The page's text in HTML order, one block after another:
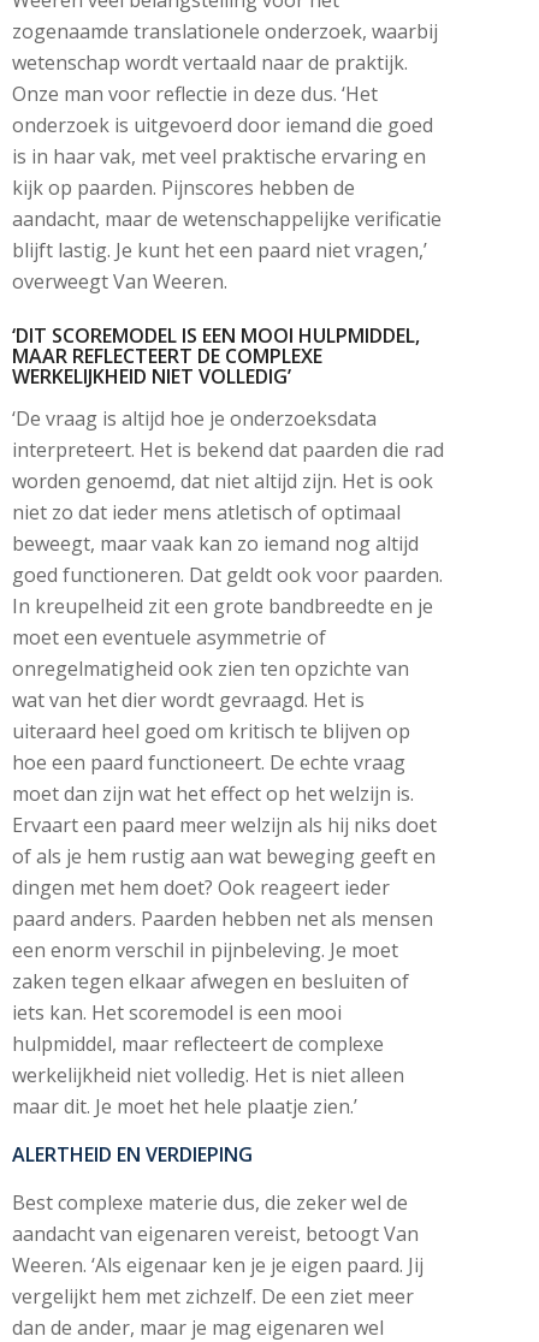
zogenaamde translationele onderzoek, waarbij
wetenschap wordt vertaald naar de praktijk.
Onze man voor reflectie in deze dus. ‘Het
onderzoek is uitgevoerd door iemand die goed
is in haar vak, met veel praktische ervaring en
kijk op paarden. Pijnscores hebben de
aandacht, maar de wetenschappelijke verificatie
blijft lastig. Je kunt het een paard niet vragen,’
overweegt Van Weeren.
‘DIT SCOREMODEL IS EEN MOOI HULPMIDDEL,
MAAR REFLECTEERT DE COMPLEXE
WERKELIJKHEID NIET VOLLEDIG’
‘De vraag is altijd hoe je onderzoeksdata
interpreteert. Het is bekend dat paarden die rad
worden genoemd, dat niet altijd zijn. Het is ook
niet zo dat ieder mens atletisch of optimaal
beweegt, maar vaak kan zo iemand nog altijd
goed functioneren. Dat geldt ook voor paarden.
In kreupelheid zit een grote bandbreedte en je
moet een eventuele asymmetrie of
onregelmatigheid ook zien ten opzichte van
wat van het dier wordt gevraagd. Het is
uiteraard heel goed om kritisch te blijven op
hoe een paard functioneert. De echte vraag
moet dan zijn wat het effect op het welzijn is.
Ervaart een paard meer welzijn als hij niks doet
of als je hem rustig aan wat beweging geeft en
dingen met hem doet? Ook reageert ieder
paard anders. Paarden hebben net als mensen
een enorm verschil in pijnbeleving. Je moet
zaken tegen elkaar afwegen en besluiten of
iets kan. Het scoremodel is een mooi
hulpmiddel, maar reflecteert de complexe
werkelijkheid niet volledig. Het is niet alleen
maar dit. Je moet het hele plaatje zien.’
ALERTHEID EN VERDIEPING
Best complexe materie dus, die zeker wel de
aandacht van eigenaren vereist, betoogt Van
Weeren. ‘Als eigenaar ken je je eigen paard. Jij
vergelijkt hem met zichzelf. De een ziet meer
dan de ander, maar je mag eigenaren wel